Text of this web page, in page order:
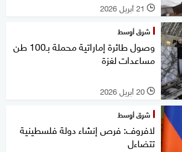
l 21 أبريل 2026
شرق أوسط
وصول طائرة إماراتية محملة بـ100 طن
مساعدات لغزة
l 20 أبريل 2026
شرق أوسط
لافروف: فرص إنشاء دولة فلسطينية
تتضاءل